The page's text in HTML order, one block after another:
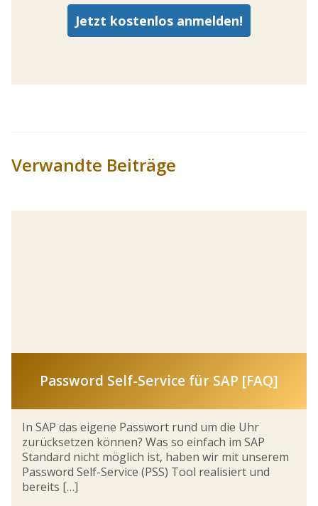
Verwandte Beiträge
Password Self-Service für SAP [FAQ]
In SAP das eigene Passwort rund um die Uhr
zurücksetzen können? Was so einfach im SAP
Standard nicht möglich ist, haben wir mit unserem
Password Self-Service (PSS) Tool realisiert und
bereits […]